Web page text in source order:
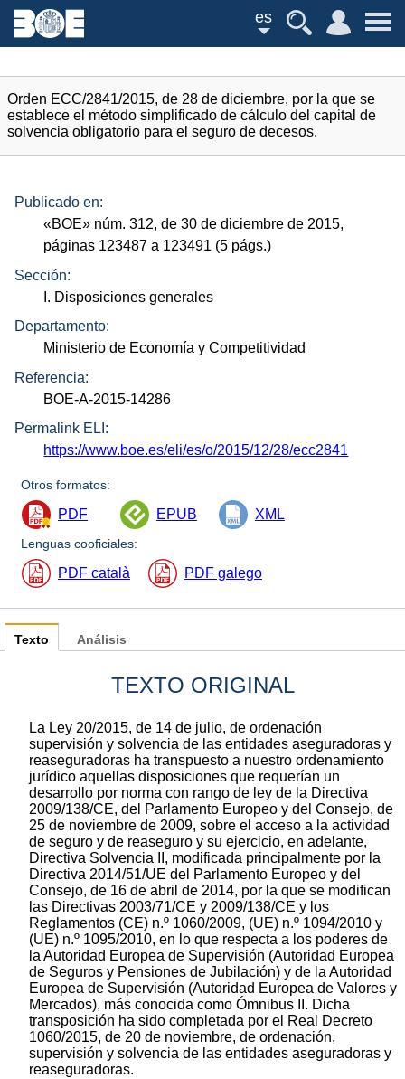
es
Orden ECC/2841/2015, de 28 de diciembre, por la que se
establece el método simplificado de cálculo del capital de
solvencia obligatorio para el seguro de decesos.
Publicado en:
«BOE» núm. 312, de 30 de diciembre de 2015,
páginas 123487 a 123491 (5 págs.)
Sección:
I. Disposiciones generales
Departamento:
Ministerio de Economía y Competitividad
Referencia:
BOE-A-2015-14286
Permalink ELI:
https://www.boe.es/eli/es/o/2015/12/28/ecc2841
Otros formatos:
PDF EPUB XML
Lenguas cooficiales:
PDF català PDF galego
Texto
TEXTO ORIGINAL
La Ley 20/2015, de 14 de julio, de ordenación
supervisión y solvencia de las entidades aseguradoras y
reaseguradoras ha transpuesto a nuestro ordenamiento
jurídico aquellas disposiciones que requerían un
desarrollo por norma con rango de ley de la Directiva
2009/138/CE, del Parlamento Europeo y del Consejo, de
25 de noviembre de 2009, sobre el acceso a la actividad
de seguro y de reaseguro y su ejercicio, en adelante,
Directiva Solvencia II, modificada principalmente por la
Directiva 2014/51/UE del Parlamento Europeo y del
Consejo, de 16 de abril de 2014, por la que se modifican
las Directivas 2003/71/CE y 2009/138/CE y los
Reglamentos (CE) n.º 1060/2009, (UE) n.º 1094/2010 y
(UE) n.º 1095/2010, en lo que respecta a los poderes de
la Autoridad Europea de Supervisión (Autoridad Europea
de Seguros y Pensiones de Jubilación) y de la Autoridad
Europea de Supervisión (Autoridad Europea de Valores y
Mercados), más conocida como Ómnibus II. Dicha
transposición ha sido completada por el Real Decreto
1060/2015, de 20 de noviembre, de ordenación,
supervisión y solvencia de las entidades aseguradoras y
reaseguradoras.
Análisis